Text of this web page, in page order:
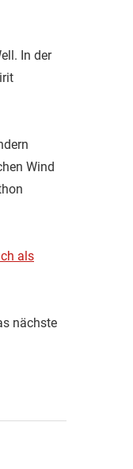
In der
Wind
als
nächste